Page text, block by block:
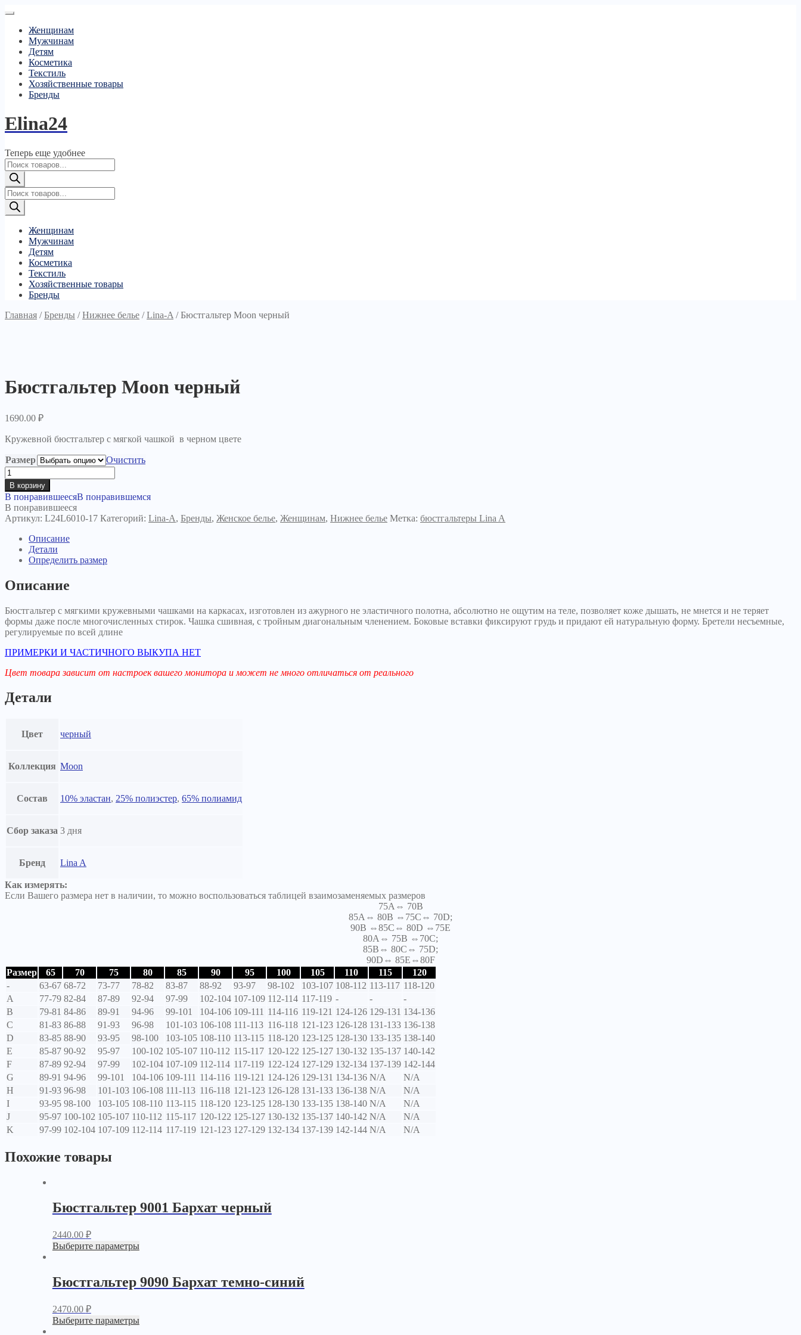
Женщинам
Мужчинам
Детям
Косметика
Текстиль
Хозяйственные товары
Бренды
Elina24
Теперь еще удобнее
Поиск
товаров
Поиск
товаров
Женщинам
Мужчинам
Детям
Косметика
Текстиль
Хозяйственные товары
Бренды
Главная /Бренды /Нижнее белье /Lina-A /Бюстгальтер Moon черный
Бюстгальтер Moon черный
1690.00 ₽
Кружевной бюстгальтер с мягкой чашкой в черном цвете
Размер
Очистить
Количество
товара
Бюстгальтер
Moon
черный
В корзину
В понравившеесяВ понравившемся
В понравившееся
Артикул: L24L6010-17 Категорий: Lina-A, Бренды, Женское белье, Женщинам, Нижнее белье Метка: бюстгальтеры Lina A
Описание
Детали
Определить размер
Описание
Бюстгальтер с мягкими кружевными чашками на каркасах, изготовлен из ажурного не эластичного полотна, абсолютно не ощутим на теле, позволяет коже дышать, не мнется и не теряет
формы даже после многочисленных стирок. Чашка сшивная, с тройным диагональным членением. Боковые вставки фиксируют грудь и придают ей натуральную форму. Бретели несъемные,
регулируемые по всей длине
ПРИМЕРКИ И ЧАСТИЧНОГО ВЫКУПА НЕТ
Цвет товара зависит от настроек вашего монитора и может не много отличаться от реального
Детали
Цвет черный
Коллекция Moon
Состав 10% эластан, 25% полиэстер, 65% полиамид
Сбор заказа 3 дня
Бренд Lina A
Как измерять:
Если Вашего размера нет в наличии, то можно воспользоваться таблицей взаимозаменяемых размеров
75A⇔ 70B
85A⇔ 80B ⇔75C⇔ 70D;
90B ⇔85C⇔ 80D ⇔75E
80A⇔ 75B ⇔70C;
85B⇔ 80C⇔ 75D;
90D⇔ 85E⇔80F
Размер
65 70 75 80 85 90 95 100 105 110 115
120
-
63-67 68-72 73-77 78-82 83-87 88-92 93-97 98-102 103-107 108-112 113-117 118-120
A
77-79 82-84 87-89 92-94 97-99 102-104 107-109 112-114 117-119 - -
-
B
79-81 84-86 89-91 94-96 99-101 104-106 109-111 114-116 119-121 124-126 129-131 134-136
C
81-83 86-88 91-93 96-98 101-103 106-108 111-113 116-118 121-123 126-128 131-133 136-138
D
83-85 88-90 93-95 98-100 103-105 108-110 113-115 118-120 123-125 128-130 133-135 138-140
E
85-87 90-92 95-97 100-102 105-107 110-112 115-117 120-122 125-127 130-132 135-137 140-142
F
87-89 92-94 97-99 102-104 107-109 112-114 117-119 122-124 127-129 132-134 137-139 142-144
G
89-91 94-96 99-101 104-106 109-111 114-116 119-121 124-126 129-131 134-136 N/A
N/A
H
91-93 96-98 101-103 106-108 111-113 116-118 121-123 126-128 131-133 136-138 N/A
N/A
I
93-95 98-100 103-105 108-110 113-115 118-120 123-125 128-130 133-135 138-140 N/A
N/A
J
95-97 100-102 105-107 110-112 115-117 120-122 125-127 130-132 135-137 140-142 N/A
N/A
K
97-99 102-104 107-109 112-114 117-119 121-123 127-129 132-134 137-139 142-144 N/A N/A
Похожие товары
Бюстгальтер 9001 Бархат черный
2440.00 ₽
Выберите параметры
Бюстгальтер 9090 Бархат темно-синий
2470.00 ₽
Выберите параметры